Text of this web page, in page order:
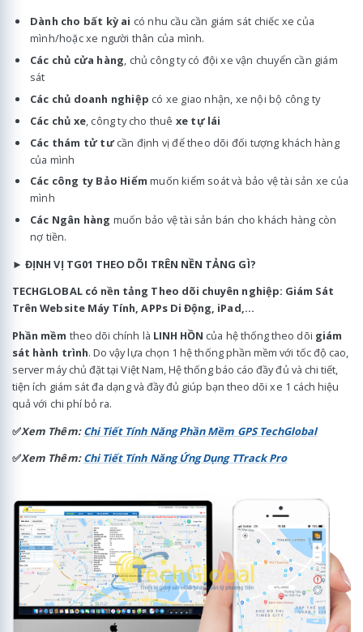
Dành cho bất kỳ ai có nhu cầu cần giám sát chiếc xe của
mình/hoặc xe người thân của mình.
Các chủ cửa hàng, chủ công ty có đội xe vận chuyển cần giám
sát
Các chủ doanh nghiệp có xe giao nhận, xe nội bộ công ty
Các chủ xe, công ty cho thuê xe tự lái
Các thám tử tưcần định vị để theo dõi đối tượng khách hàng
của mình
Các công ty Bảo Hiểm muốn kiểm soát và bảo vệ tài sản xe của
mình
Các Ngân hàng muốn bảo vệ tài sản bán cho khách hàng còn
nợ tiền.
►ĐỊNH VỊ TG01 THEO DÕI TRÊN NỀN TẢNG GÌ?
TECHGLOBAL có nền tảng Theo dõi chuyên nghiệp: Giám Sát
Trên Website Máy Tính, APPs Di Động, iPad,...
Phần mềm theo dõi chính là LINH HỒN của hệ thống theo dõi giám
sát hành trình. Do vậy lựa chọn 1 hệ thống phần mềm với tốc độ cao,
server máy chủ đặt tại Việt Nam, Hệ thống báo cáo đầy đủ và chi tiết,
tiện ích giám sát đa dạng và đầy đủ giúp bạn theo dõi xe 1 cách hiệu
quả với chi phí bỏ ra.
✅Xem Thêm:Chi Tiết Tính Năng Phần Mềm GPS TechGlobal
✅Xem Thêm:Chi Tiết Tính Năng Ứng Dụng TTrack Pro